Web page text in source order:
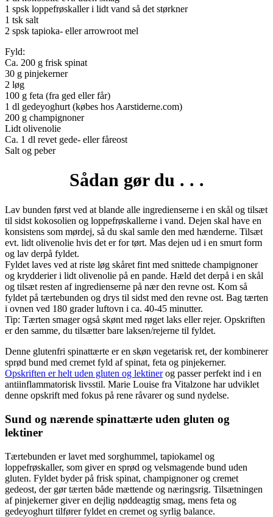
1 spsk loppefrøskaller i lidt vand så det størkner
1 tsk salt
2 spsk tapioka- eller arrowroot mel
Fyld:
Ca. 200 g frisk spinat
30 g pinjekerner
2 løg
100 g feta (fra ged eller får)
1 dl gedeyoghurt (købes hos Aarstiderne.com)
200 g champignoner
Lidt olivenolie
Ca. 1 dl revet gede- eller fåreost
Salt og peber
Sådan gør du . . .
Lav bunden først ved at blande alle ingredienserne i en skål og tilsæt
til sidst kokosolien og loppefrøskallerne i vand. Dejen skal have en
konsistens som mørdej, så du skal samle den med hænderne. Tilsæt
evt. lidt olivenolie hvis det er for tørt. Mas dejen ud i en smurt form
og lav derpå fyldet.
Fyldet laves ved at riste løg skåret fint med snittede champignoner
og krydderier i lidt olivenolie på en pande. Hæld det derpå i en skål
og tilsæt resten af ingredienserne på nær den revne ost. Kom så
fyldet på tærtebunden og drys til sidst med den revne ost. Bag tærten
i ovnen ved 180 grader luftovn i ca. 40-45 minutter.
Tip: Tærten smager også skønt med røget laks eller rejer. Opskriften
er den samme, du tilsætter bare laksen/rejerne til fyldet.
Denne glutenfri spinattærte er en skøn vegetarisk ret, der kombinerer
sprød bund med cremet fyld af spinat, feta og pinjekerner.
Opskriften er helt uden gluten og lektinerog passer perfekt ind i en
antiinflammatorisk livsstil. Marie Louise fra Vitalzone har udviklet
denne opskrift med fokus på rene råvarer og sund nydelse.
Sund og nærende spinattærte uden gluten og
lektiner
Tærtebunden er lavet med sorghummel, tapiokamel og
loppefrøskaller, som giver en sprød og velsmagende bund uden
gluten. Fyldet byder på frisk spinat, champignoner og cremet
gedeost, der gør tærten både mættende og næringsrig. Tilsætningen
af pinjekerner giver en dejlig nøddeagtig smag, mens feta og
gedeyoghurt tilfører fyldet en cremet og syrlig balance.